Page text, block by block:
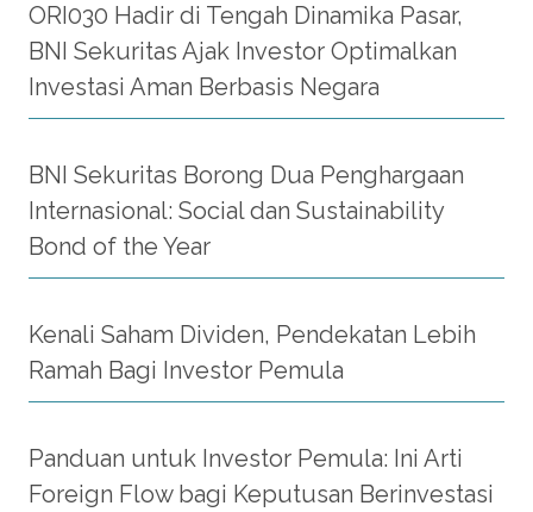
ORI030 Hadir di Tengah Dinamika Pasar,
BNI Sekuritas Ajak Investor Optimalkan
Investasi Aman Berbasis Negara
BNI Sekuritas Borong Dua Penghargaan
Internasional: Social dan Sustainability
Bond of the Year
Kenali Saham Dividen, Pendekatan Lebih
Ramah Bagi Investor Pemula
Panduan untuk Investor Pemula: Ini Arti
Foreign Flow bagi Keputusan Berinvestasi